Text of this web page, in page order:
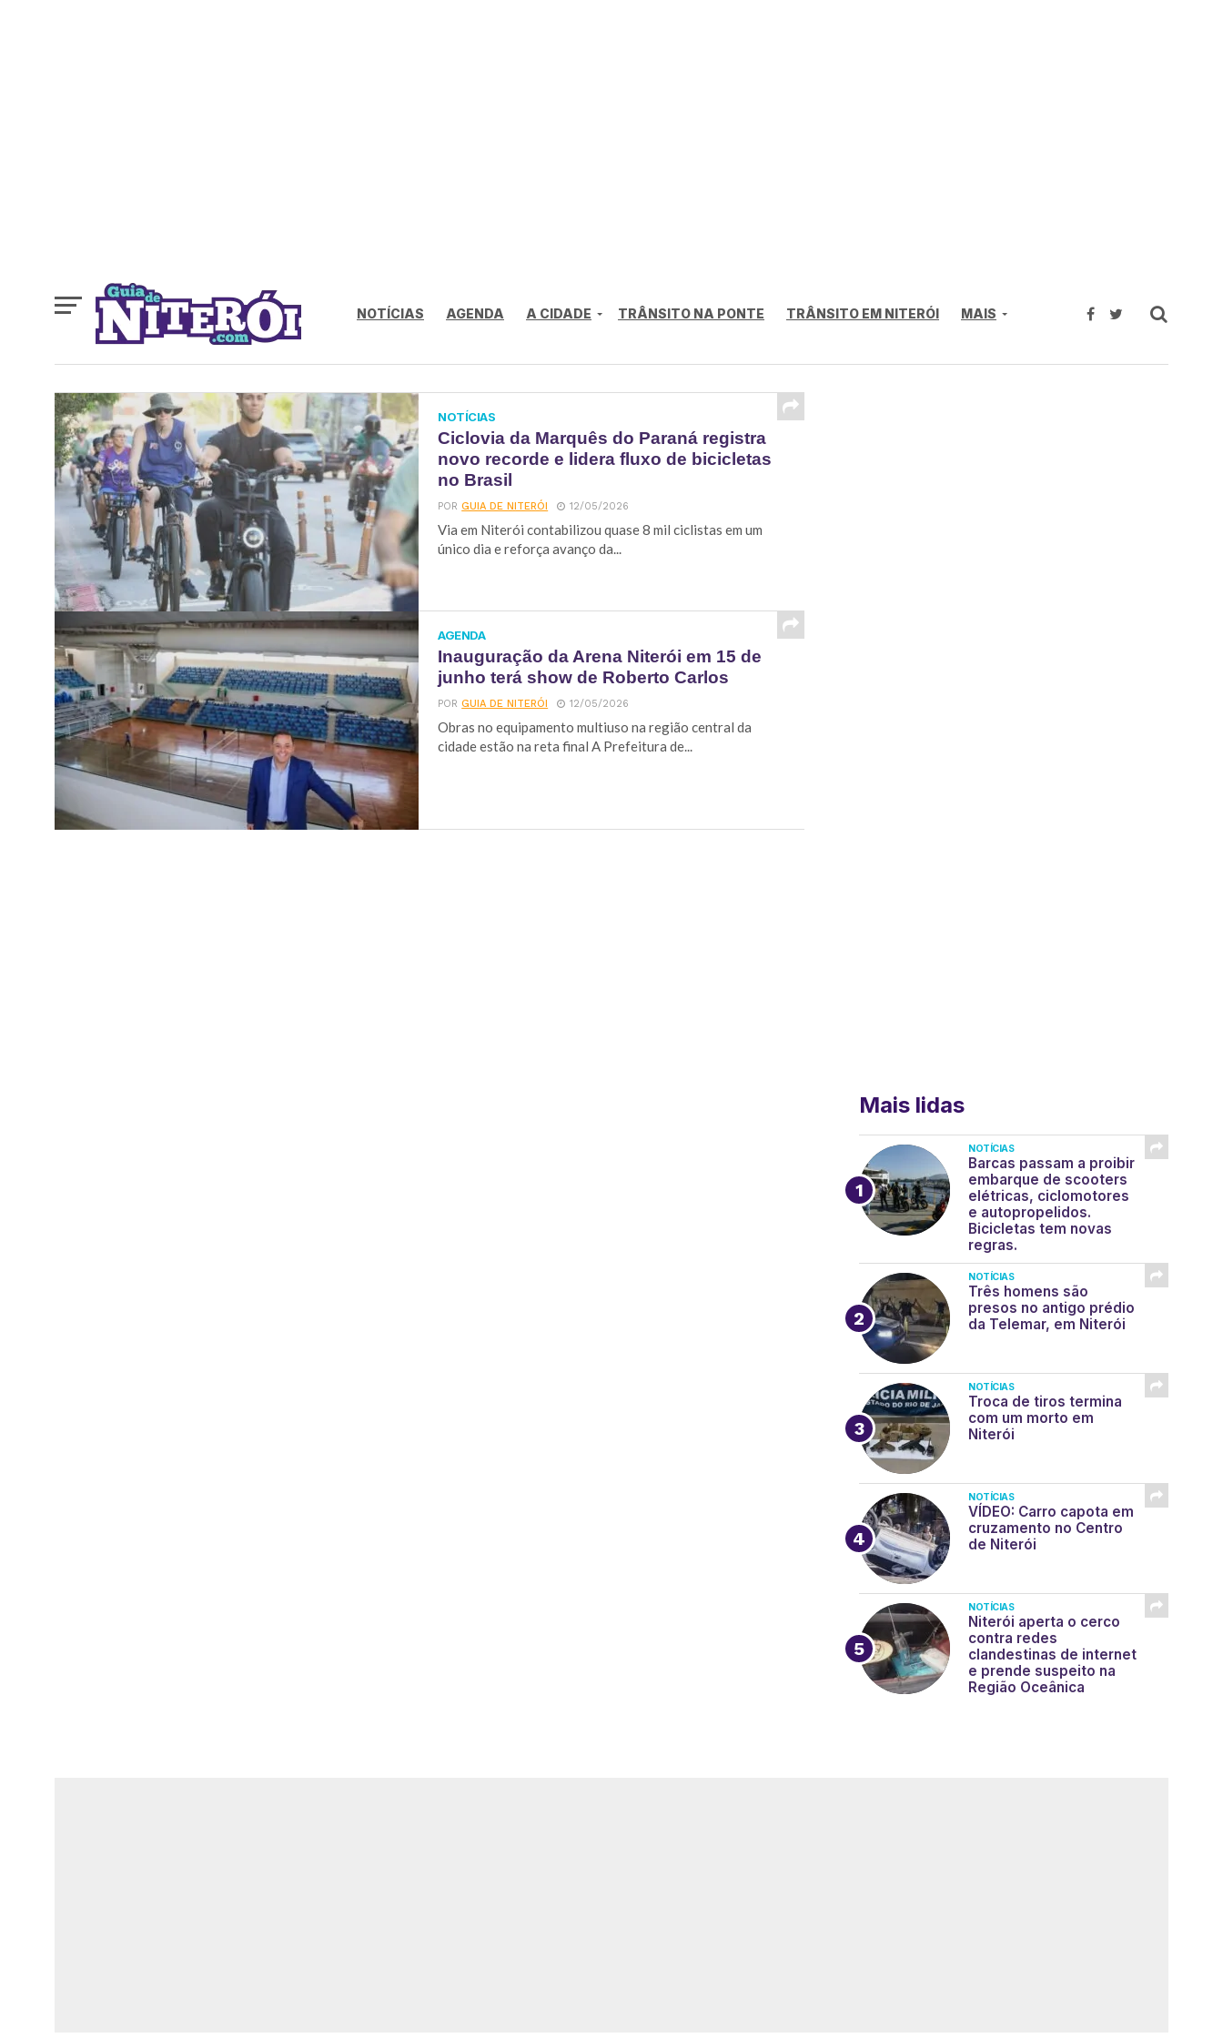
NOTÍCIAS AGENDA A CIDADE TRÂNSITO NA PONTE TRÂNSITO EM NITERÓI MAIS
NOTÍCIAS
Ciclovia da Marquês do Paraná registra
novo recorde e lidera fluxo de bicicletas
no Brasil
PORGUIA DE NITERÓI 12/05/2026
Via em Niterói contabilizou quase 8 mil ciclistas em um
único dia e reforça avanço da...
AGENDA
Inauguração da Arena Niterói em 15 de
junho terá show de Roberto Carlos
PORGUIA DE NITERÓI 12/05/2026
Obras no equipamento multiuso na região central da
cidade estão na reta final A Prefeitura de...
Mais lidas
NOTÍCIAS
Barcas passam a proibir
embarque de scooters
elétricas, ciclomotores
e autopropelidos.
Bicicletas tem novas
regras.
NOTÍCIAS
Três homens são
presos no antigo prédio
da Telemar, em Niterói
NOTÍCIAS
Troca de tiros termina
com um morto em
Niterói
NOTÍCIAS
VÍDEO: Carro capota em
cruzamento no Centro
de Niterói
NOTÍCIAS
Niterói aperta o cerco
contra redes
clandestinas de internet
e prende suspeito na
Região Oceânica